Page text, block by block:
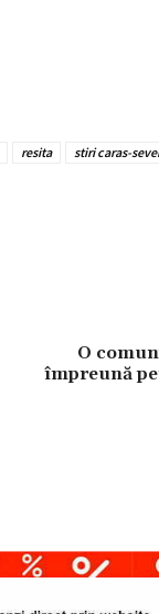
resita stiri caras-
O
împreună